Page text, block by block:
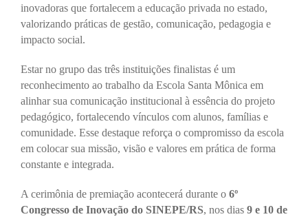
inovadoras que fortalecem a educação privada no estado,
valorizando práticas de gestão, comunicação, pedagogia e
impacto social.
Estar no grupo das três instituições finalistas é um
reconhecimento ao trabalho da Escola Santa Mônica em
alinhar sua comunicação institucional à essência do projeto
pedagógico, fortalecendo vínculos com alunos, famílias e
comunidade. Esse destaque reforça o compromisso da escola
em colocar sua missão, visão e valores em prática de forma
constante e integrada.
A cerimônia de premiação acontecerá durante o 6º
Congresso de Inovação do SINEPE/RS, nos dias 9 e 10 de